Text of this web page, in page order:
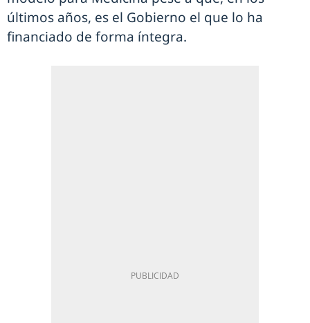
últimos años, es el Gobierno el que lo ha
financiado de forma íntegra.